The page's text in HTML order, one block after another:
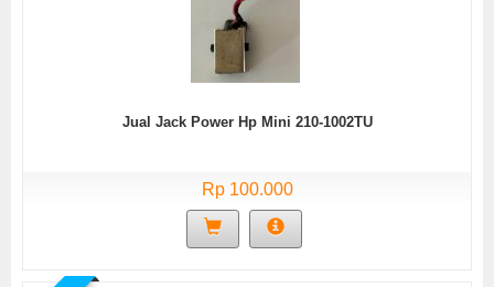
Jual Jack Power Hp Mini 210-1002TU
Rp 100.000